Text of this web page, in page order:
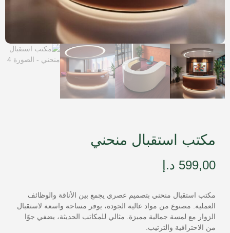
مكتب استقبال منحني
599,00 د.إ
مكتب استقبال منحني بتصميم عصري يجمع بين الأناقة والوظائف
العملية. مصنوع من مواد عالية الجودة، يوفر مساحة واسعة لاستقبال
الزوار مع لمسة جمالية مميزة. مثالي للمكاتب الحديثة، يضفي جوًا
من الاحترافية والترتيب.